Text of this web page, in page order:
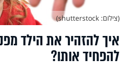
איך להזהיר את הילד
להפחיד אותו?
(צילום: shutterstock)